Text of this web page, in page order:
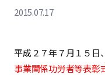
2015.07.17
平成２７年７月１５日
事業関係功労者等表彰